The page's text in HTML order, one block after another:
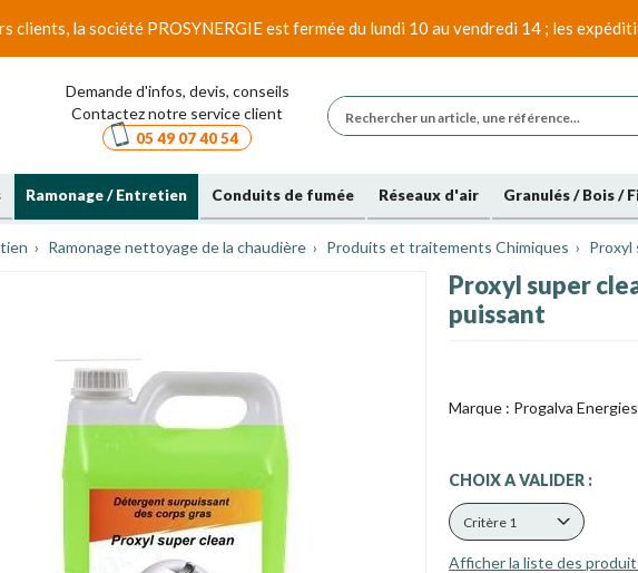
clients, la société PROSYNERGIE est fermée du lundi 10 au vendredi 14 ; les
Demande d'infos, devis, conseils
Contactez notre service client
05 49 07 40 54
Ramonage / Entretien Conduits de fumée Réseaux d'air Granulés / Bois /
Ramonage nettoyage de la chaudière Produits et traitements Chimiques Proxyl
Proxyl super
puissant
Marque : Progalva Energies
CHOIX A VALIDER :
Critère 1
Afficher la liste des